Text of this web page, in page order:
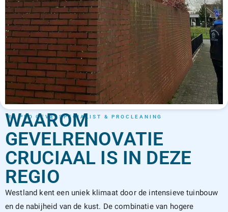
RT PRO GEVELSPECIALIST & PROCLEANING
WAAROM
GEVELRENOVATIE
CRUCIAAL IS IN DEZE
REGIO
Westland kent een uniek klimaat door de intensieve tuinbouw
en de nabijheid van de kust. De combinatie van hogere